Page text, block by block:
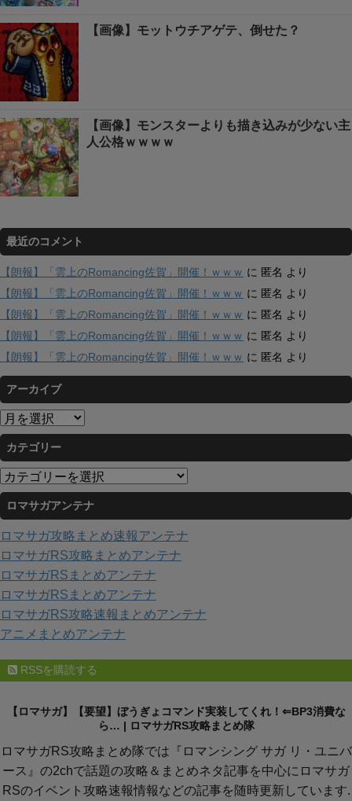
【画像】モットウチアゲテ、倒せた？
【画像】モンスターよりも描き込みが少ない主
人公格ｗｗｗｗ
最近のコメント
【朗報】「雲上のRomancing佐賀」開催！ｗｗｗ に 匿名 より
【朗報】「雲上のRomancing佐賀」開催！ｗｗｗ に 匿名 より
【朗報】「雲上のRomancing佐賀」開催！ｗｗｗ に 匿名 より
【朗報】「雲上のRomancing佐賀」開催！ｗｗｗ に 匿名 より
【朗報】「雲上のRomancing佐賀」開催！ｗｗｗ に 匿名 より
アーカイブ
ア
ー
カ
イ
ブ
カテゴリー
カ
テ
ゴ
リ
ー
ロマサガアンテナ
ロマサガ攻略まとめ速報アンテナ
ロマサガRS攻略まとめアンテナ
ロマサガRSまとめアンテナ
ロマサガRSまとめアンテナ
ロマサガRS攻略速報まとめアンテナ
アニメまとめアンテナ
RSSを購読する
【ロマサガ】【要望】ぼうぎょコマンド実装してくれ！⇐BP3消費な
ら… | ロマサガRS攻略まとめ隊
ロマサガRS攻略まとめ隊では『ロマンシング サガ リ・ユニバ
ース』の2chで話題の攻略＆まとめネタ記事を中心にロマサガ
RSのイベント攻略速報情報などの記事を随時更新しています.